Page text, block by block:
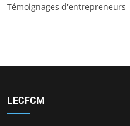
Témoignages d'entrepreneurs
LECFCM